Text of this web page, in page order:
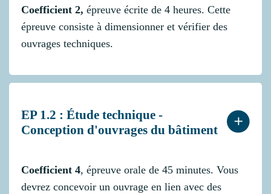
Coefficient 2, épreuve écrite de 4 heures. Cette
épreuve consiste à dimensionner et vérifier des
ouvrages techniques.
EP 1.2 : Étude technique -
Conception d'ouvrages du bâtiment
Coefficient 4, épreuve orale de 45 minutes. Vous
devrez concevoir un ouvrage en lien avec des